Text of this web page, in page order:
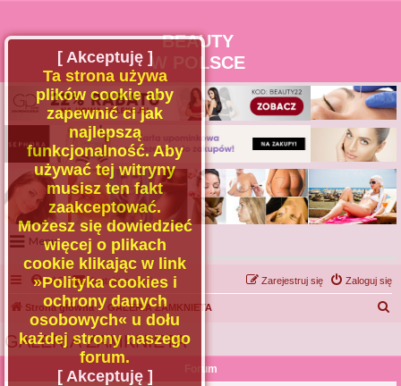
BEAUTY
W POLSCE
Menu
Portal
Facebook
Regulamin
Zapytaj administratora
Kontakt
FAQ Kontakt z nami Zaloguj się
Zarejestruj się
Strona główna GALERIA ZAMKNIETA
GALERIA ZAMKNIETA
Forum
[ Akceptuję ]
Ta strona używa
plików cookie aby
zapewnić ci jak
najlepszą
funkcjonalność. Aby
używać tej witryny
musisz ten fakt
zaakceptować.
Możesz się dowiedzieć
więcej o plikach
cookie klikając w link
»Polityka cookies i
ochrony danych
osobowych« u dołu
każdej strony naszego
forum.
[ Akceptuję ]